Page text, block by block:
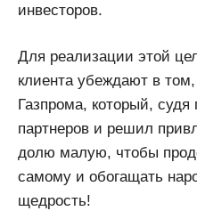
инвесторов.
Для реализации этой
клиента убеждают в
Газпрома, который,
партнеров и решил
долю малую, чтобы
самому и обогащать
щедрость!